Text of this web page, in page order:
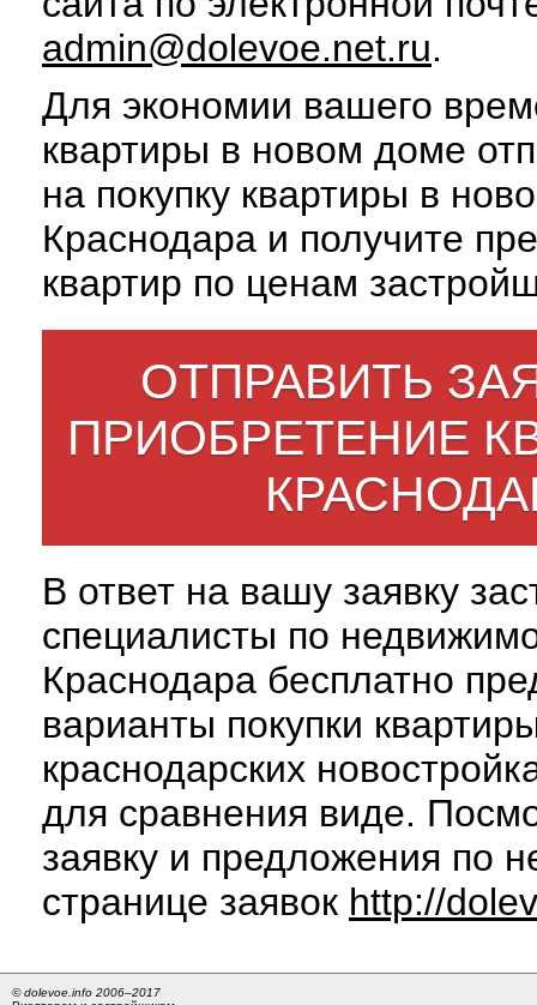
admin@dolevoe.net.ru.
Для экономии вашего
квартиры в новом доме
на покупку квартиры в
Краснодара и получите
квартир по ценам
ОТПРАВИТЬ
ПРИОБРЕТЕНИЕ
В ответ на вашу заявку
специалисты по
Краснодара бесплатно
варианты покупки
краснодарских
для сравнения виде.
заявку и предложения по
странице заявок http://
© dolevoe.info 2006–2017